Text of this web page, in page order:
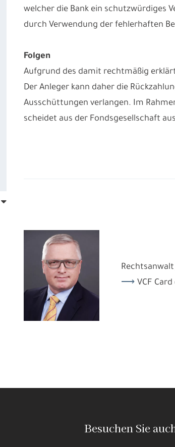
welcher die Bank ein schutzwürdiges
durch Verwendung der fehlerhaften
Folgen
Aufgrund des damit rechtmäßig
Der Anleger kann daher die
Ausschüttungen verlangen. Im
scheidet aus der Fondsgesellschaft
Rechtsanwalt
VCF
Besuchen Sie